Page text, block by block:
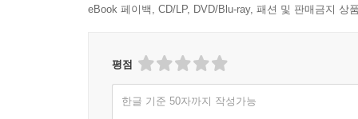
eBook 페이백, CD/LP, DVD/Blu-ray, 패션 및 판매금지 상
평점
한글 기준 50자까지 작성가능